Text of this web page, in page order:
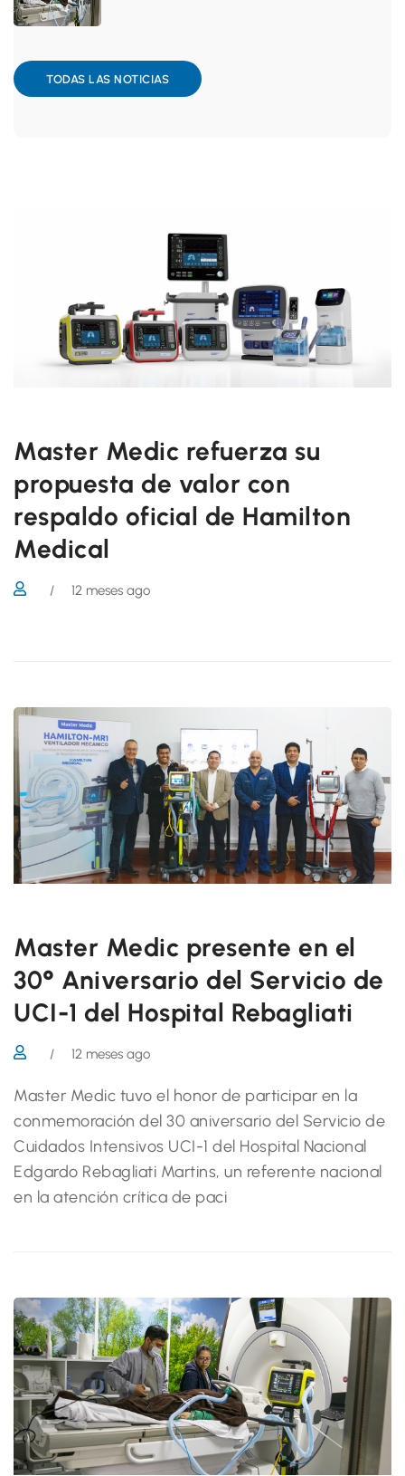
TODAS LAS NOTICIAS
Master Medic refuerza su
propuesta de valor con
respaldo oficial de Hamilton
Medical
/ 12 meses ago
Master Medic presente en el
30° Aniversario del Servicio de
UCI-1 del Hospital Rebagliati
/ 12 meses ago
Master Medic tuvo el honor de participar en la
conmemoración del 30 aniversario del Servicio de
Cuidados Intensivos UCI-1 del Hospital Nacional
Edgardo Rebagliati Martins, un referente nacional
en la atención crítica de paci